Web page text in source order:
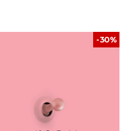
-30%